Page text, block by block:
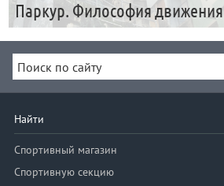
Паркур. Философия движения
Найти
Спортивный магазин
Спортивную секцию